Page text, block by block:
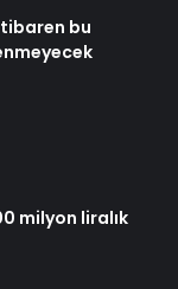
bu
milyon liralık